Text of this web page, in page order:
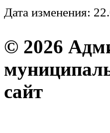
Дата изменения:
© 2026